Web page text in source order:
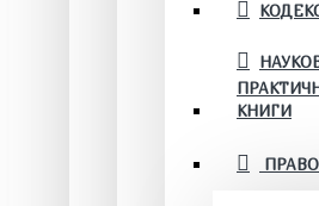
КНИГИ
ПРАВО